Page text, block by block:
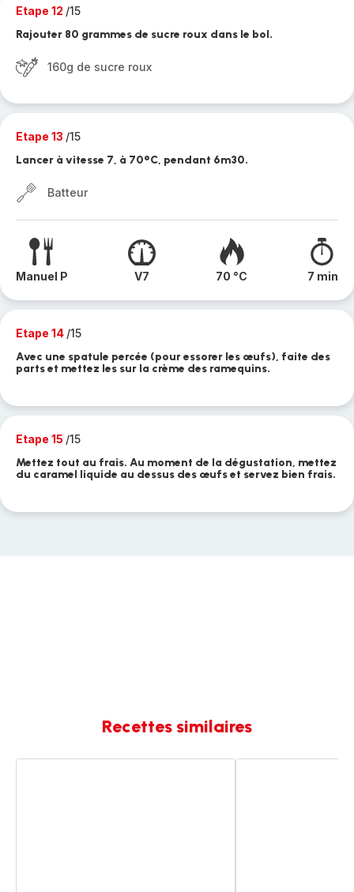
Etape 12 /15
Rajouter 80 grammes de sucre roux dans le bol.
160g de sucre roux
Etape 13 /15
Lancer à vitesse 7, à 70°C, pendant 6m30.
Batteur
Manuel P V7 70 °C 7 min
Etape 14 /15
Avec une spatule percée (pour essorer les œufs), faite des
parts et mettez les sur la crème des ramequins.
Etape 15 /15
Mettez tout au frais. Au moment de la dégustation, mettez
du caramel liquide au dessus des œufs et servez bien frais.
Recettes similaires